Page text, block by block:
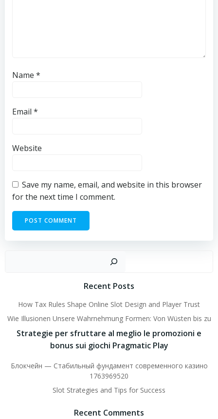
Name *
Email *
Website
Save my name, email, and website in this browser
for the next time I comment.
Recent Posts
How Tax Rules Shape Online Slot Design and Player Trust
Wie Illusionen Unsere Wahrnehmung Formen: Von Wüsten bis zu
Strategie per sfruttare al meglio le promozioni e
bonus sui giochi Pragmatic Play
Блокчейн — Стабильный фундамент современного казино
1763969520
Slot Strategies and Tips for Success
Recent Comments